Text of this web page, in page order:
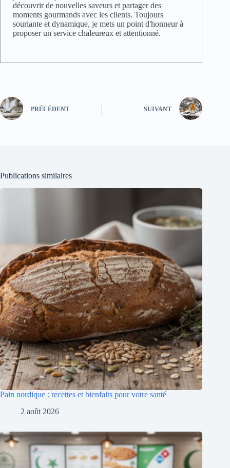
découvrir de nouvelles saveurs et partager des
moments gourmands avec les clients. Toujours
souriante et dynamique, je mets un point d'honneur à
proposer un service chaleureux et attentionné.
PRÉCÉDENT SUIVANT
Publications similaires
Pain nordique : recettes et bienfaits pour votre santé
2 août 2026